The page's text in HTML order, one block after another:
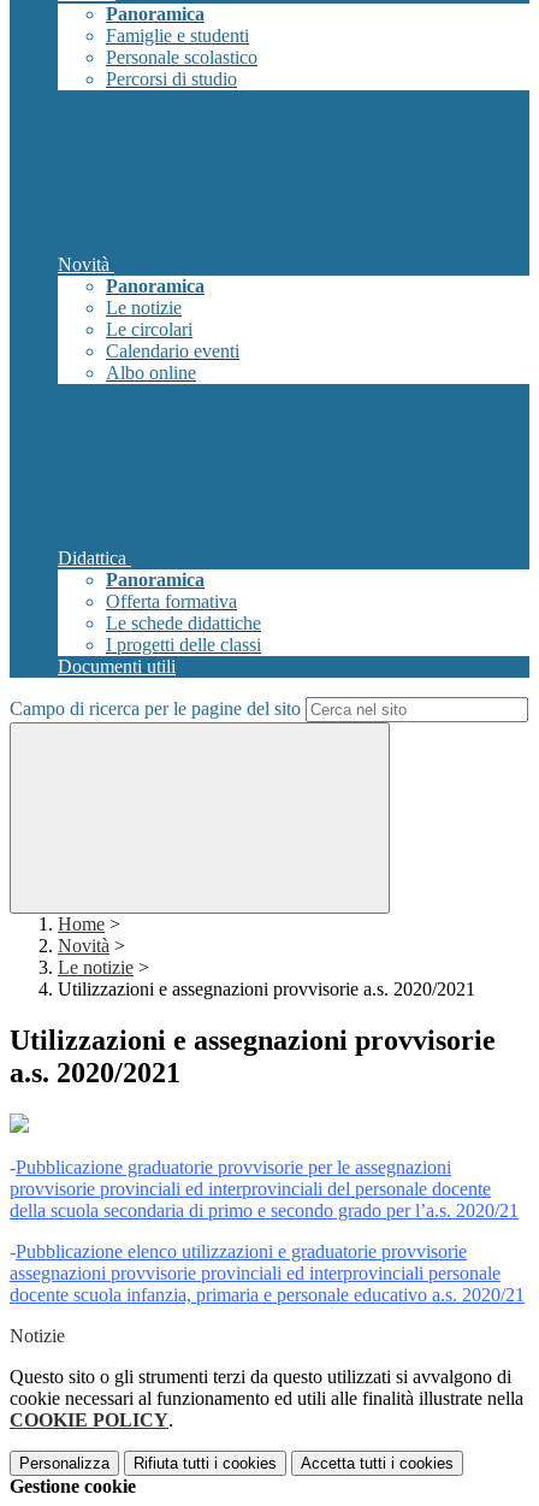
Panoramica
Famiglie e studenti
Personale scolastico
Percorsi di studio
Novità
Panoramica
Le notizie
Le circolari
Calendario eventi
Albo online
Didattica
Panoramica
Offerta formativa
Le schede didattiche
I progetti delle classi
Documenti utili
Campo di ricerca per le pagine del sito
Home >
Novità >
Le notizie >
Utilizzazioni e assegnazioni provvisorie a.s. 2020/2021
Utilizzazioni e assegnazioni provvisorie
a.s. 2020/2021
-Pubblicazione graduatorie provvisorie per le assegnazioni
provvisorie provinciali ed interprovinciali del personale docente
della scuola secondaria di primo e secondo grado per l’a.s. 2020/21
-Pubblicazione elenco utilizzazioni e graduatorie provvisorie
assegnazioni provvisorie provinciali ed interprovinciali personale
docente scuola infanzia, primaria e personale educativo a.s. 2020/21
Notizie
Questo sito o gli strumenti terzi da questo utilizzati si avvalgono di
cookie necessari al funzionamento ed utili alle finalità illustrate nella
COOKIE POLICY.
Personalizza Rifiuta tutti i cookies Accetta tutti i cookies
Gestione cookie